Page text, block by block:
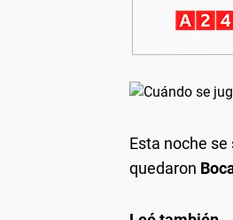
Esta noche
quedaron